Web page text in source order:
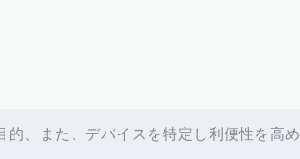
、また、デバイスを特定し利便性を高